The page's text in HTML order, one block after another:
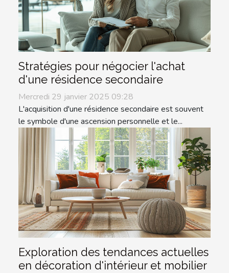
Stratégies pour négocier l'achat
d'une résidence secondaire
Mercredi 29 janvier 2025 09:28
L'acquisition d'une résidence secondaire est souvent
le symbole d'une ascension personnelle et le...
Exploration des tendances actuelles
en décoration d'intérieur et mobilier